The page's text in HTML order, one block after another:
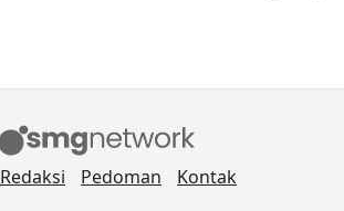
Redaksi Pedoman Kontak